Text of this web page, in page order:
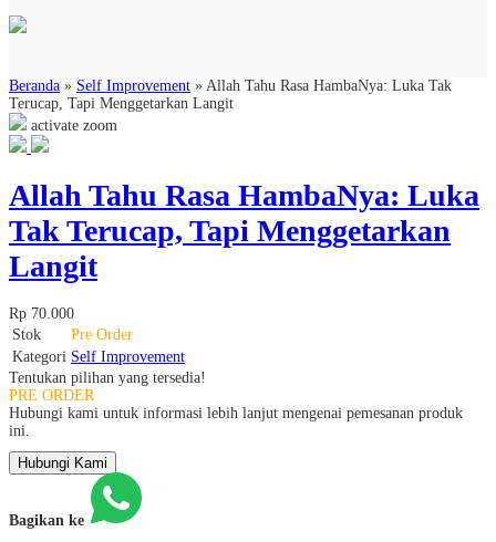
Beranda » Self Improvement » Allah Tahu Rasa HambaNya: Luka Tak
Terucap, Tapi Menggetarkan Langit
activate zoom
Allah Tahu Rasa HambaNya: Luka
Tak Terucap, Tapi Menggetarkan
Langit
Rp 70.000
Stok
Pre Order
Kategori Self Improvement
Tentukan pilihan yang tersedia!
PRE ORDER
Hubungi kami untuk informasi lebih lanjut mengenai pemesanan produk
ini.
Hubungi Kami
Bagikan ke